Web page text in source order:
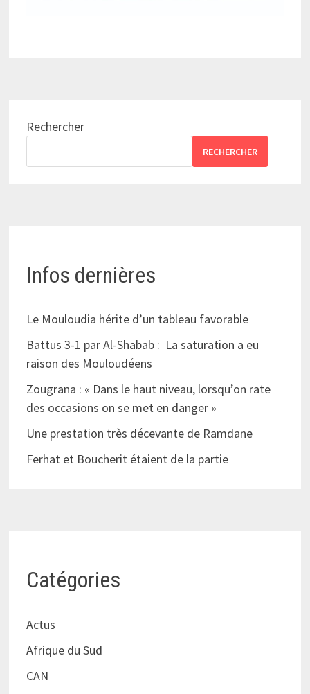
Rechercher
RECHERCHER
Infos dernières
Le Mouloudia hérite d’un tableau favorable
Battus 3-1 par Al-Shabab : La saturation a eu
raison des Mouloudéens
Zougrana : « Dans le haut niveau, lorsqu’on rate
des occasions on se met en danger »
Une prestation très décevante de Ramdane
Ferhat et Boucherit étaient de la partie
Catégories
Actus
Afrique du Sud
CAN